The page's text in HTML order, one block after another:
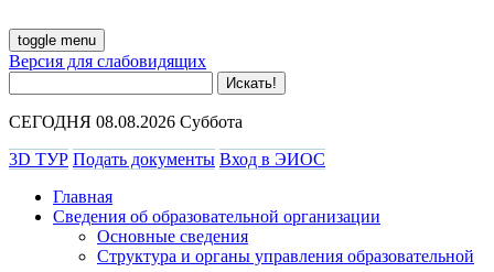
toggle menu
Версия для слабовидящих
СЕГОДНЯ 08.08.2026 Суббота
3D ТУР Подать документы Вход в ЭИОС
Главная
Сведения об образовательной организации
Основные сведения
Структура и органы управления образовательной